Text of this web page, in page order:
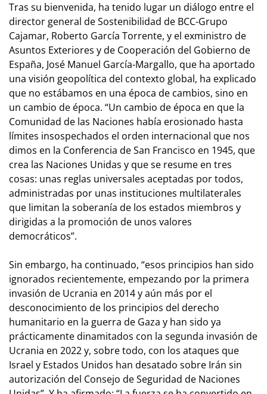
Tras su bienvenida, ha tenido lugar un diálogo entre el
director general de Sostenibilidad de BCC-Grupo
Cajamar, Roberto García Torrente, y el exministro de
Asuntos Exteriores y de Cooperación del Gobierno de
España, José Manuel García-Margallo, que ha aportado
una visión geopolítica del contexto global, ha explicado
que no estábamos en una época de cambios, sino en
un cambio de época. “Un cambio de época en que la
Comunidad de las Naciones había erosionado hasta
límites insospechados el orden internacional que nos
dimos en la Conferencia de San Francisco en 1945, que
crea las Naciones Unidas y que se resume en tres
cosas: unas reglas universales aceptadas por todos,
administradas por unas instituciones multilaterales
que limitan la soberanía de los estados miembros y
dirigidas a la promoción de unos valores
democráticos”.
Sin embargo, ha continuado, “esos principios han sido
ignorados recientemente, empezando por la primera
invasión de Ucrania en 2014 y aún más por el
desconocimiento de los principios del derecho
humanitario en la guerra de Gaza y han sido ya
prácticamente dinamitados con la segunda invasión de
Ucrania en 2022 y, sobre todo, con los ataques que
Israel y Estados Unidos han desatado sobre Irán sin
autorización del Consejo de Seguridad de Naciones